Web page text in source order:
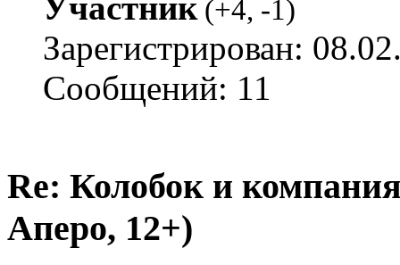
Участник(+4, -1)
Зарегистрирован:
Сообщений: 11
Re: Колобок и
Аперо, 12+)